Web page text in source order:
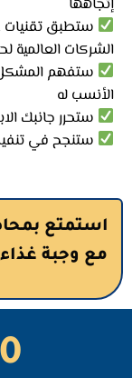
إتجاهها
ستطبق تقنيات
الشركات العالمية
ستفهم المشكل
الأنسب له
ستحرر جانبك
ستنجح في تنفيذ
استمتع
مع وجبة